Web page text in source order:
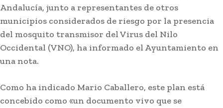
Lo más leído
Andalucía, junto a representantes de otros
municipios considerados de riesgo por la presencia
del mosquito transmisor del Virus del Nilo
Occidental (VNO), ha informado el Ayuntamiento en
una nota.
Como ha indicado Mario Caballero, este plan está
concebido como «un documento vivo que se